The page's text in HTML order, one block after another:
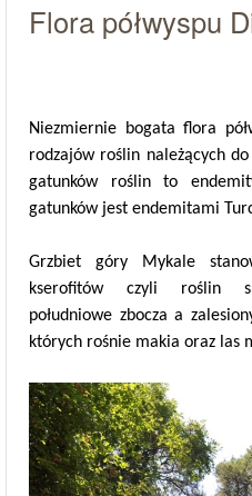
Flora półwyspu
Niezmiernie bogata flora
rodzajów roślin należących
gatunków roślin to
gatunków jest endemitami
Grzbiet góry Mykale
kserofitów czyli roślin
południowe zbocza a
których rośnie makia oraz las